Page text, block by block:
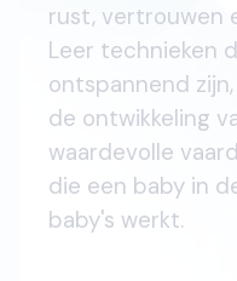
rust, vertrouwen
Leer technieken
ontspannend
de ontwikkeling
waardevolle
die een baby in
baby's werkt.